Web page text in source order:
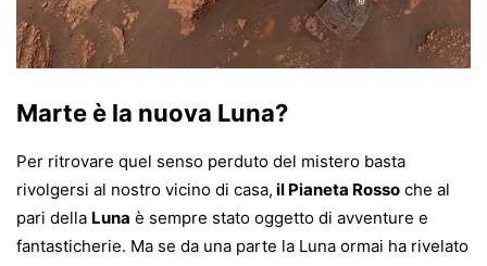
Marte è la nuova Luna?
Per ritrovare quel senso perduto del mistero basta
rivolgersi al nostro vicino di casa, il Pianeta Rosso che al
pari della Luna è sempre stato oggetto di avventure e
fantasticherie. Ma se da una parte la Luna ormai ha rivelato